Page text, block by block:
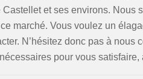
et ses environs. Nous
marché. Vous voulez un
N’hésitez donc pas à nous
pour vous satisfaire,